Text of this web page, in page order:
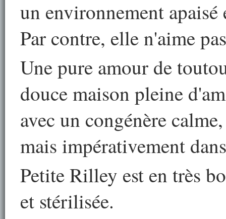
un environnement
Par contre, elle n'aime
Une pure amour de
douce maison pleine
avec un congénère
mais impérativement
Petite Rilley est en très
et stérilisée.